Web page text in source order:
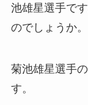
池雄星選手で
のでしょうか。
菊池雄星選手
す。